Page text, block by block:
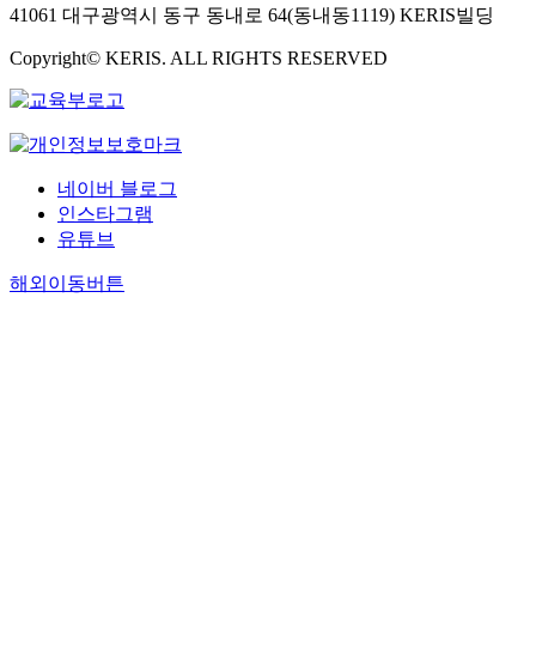
41061 대구광역시 동구 동내로 64(동내동1119) KERIS빌딩
Copyright© KERIS. ALL RIGHTS RESERVED
네이버 블로그
인스타그램
유튜브
해외이동버튼